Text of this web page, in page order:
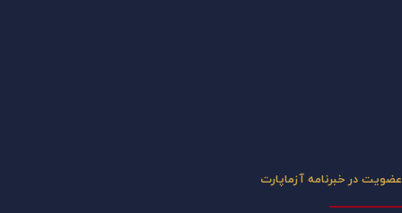
عضویت در خبرنامه آزماپارت